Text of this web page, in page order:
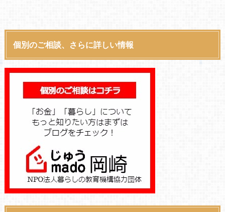
個別のご相談、さらに詳しい情報